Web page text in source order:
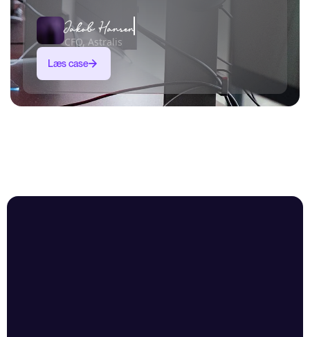
Jakob Hansen
CFO, Astralis
Læs case